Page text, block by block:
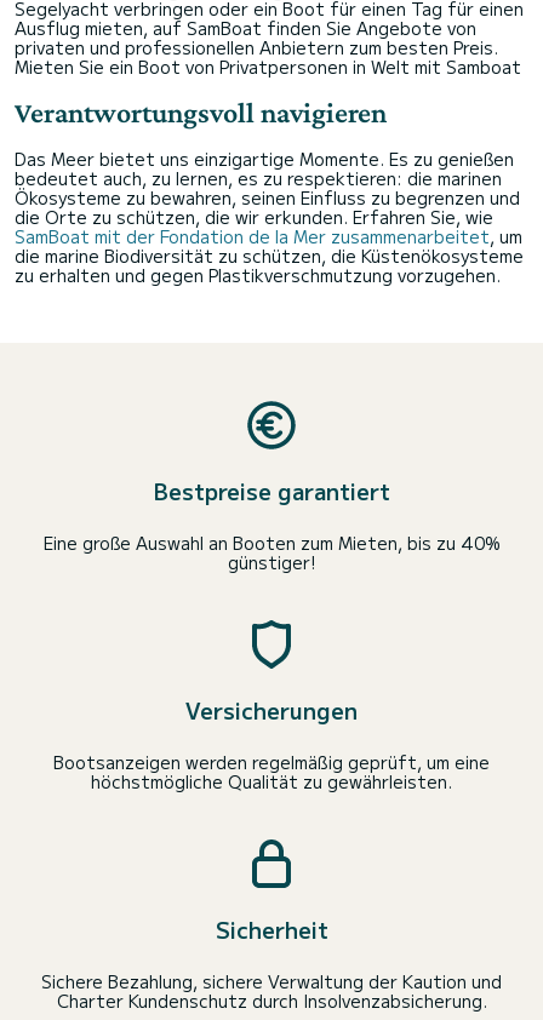
Segelyacht verbringen oder ein Boot für einen Tag für einen
Ausflug mieten, auf SamBoat finden Sie Angebote von
privaten und professionellen Anbietern zum besten Preis.
Mieten Sie ein Boot von Privatpersonen in Welt mit Samboat
Verantwortungsvoll navigieren
Das Meer bietet uns einzigartige Momente. Es zu genießen
bedeutet auch, zu lernen, es zu respektieren: die marinen
Ökosysteme zu bewahren, seinen Einfluss zu begrenzen und
die Orte zu schützen, die wir erkunden. Erfahren Sie, wie
SamBoat mit der Fondation de la Mer zusammenarbeitet, um
die marine Biodiversität zu schützen, die Küstenökosysteme
zu erhalten und gegen Plastikverschmutzung vorzugehen.
Bestpreise garantiert
Eine große Auswahl an Booten zum Mieten, bis zu 40%
günstiger!
Versicherungen
Bootsanzeigen werden regelmäßig geprüft, um eine
höchstmögliche Qualität zu gewährleisten.
Sicherheit
Sichere Bezahlung, sichere Verwaltung der Kaution und
Charter Kundenschutz durch Insolvenzabsicherung.